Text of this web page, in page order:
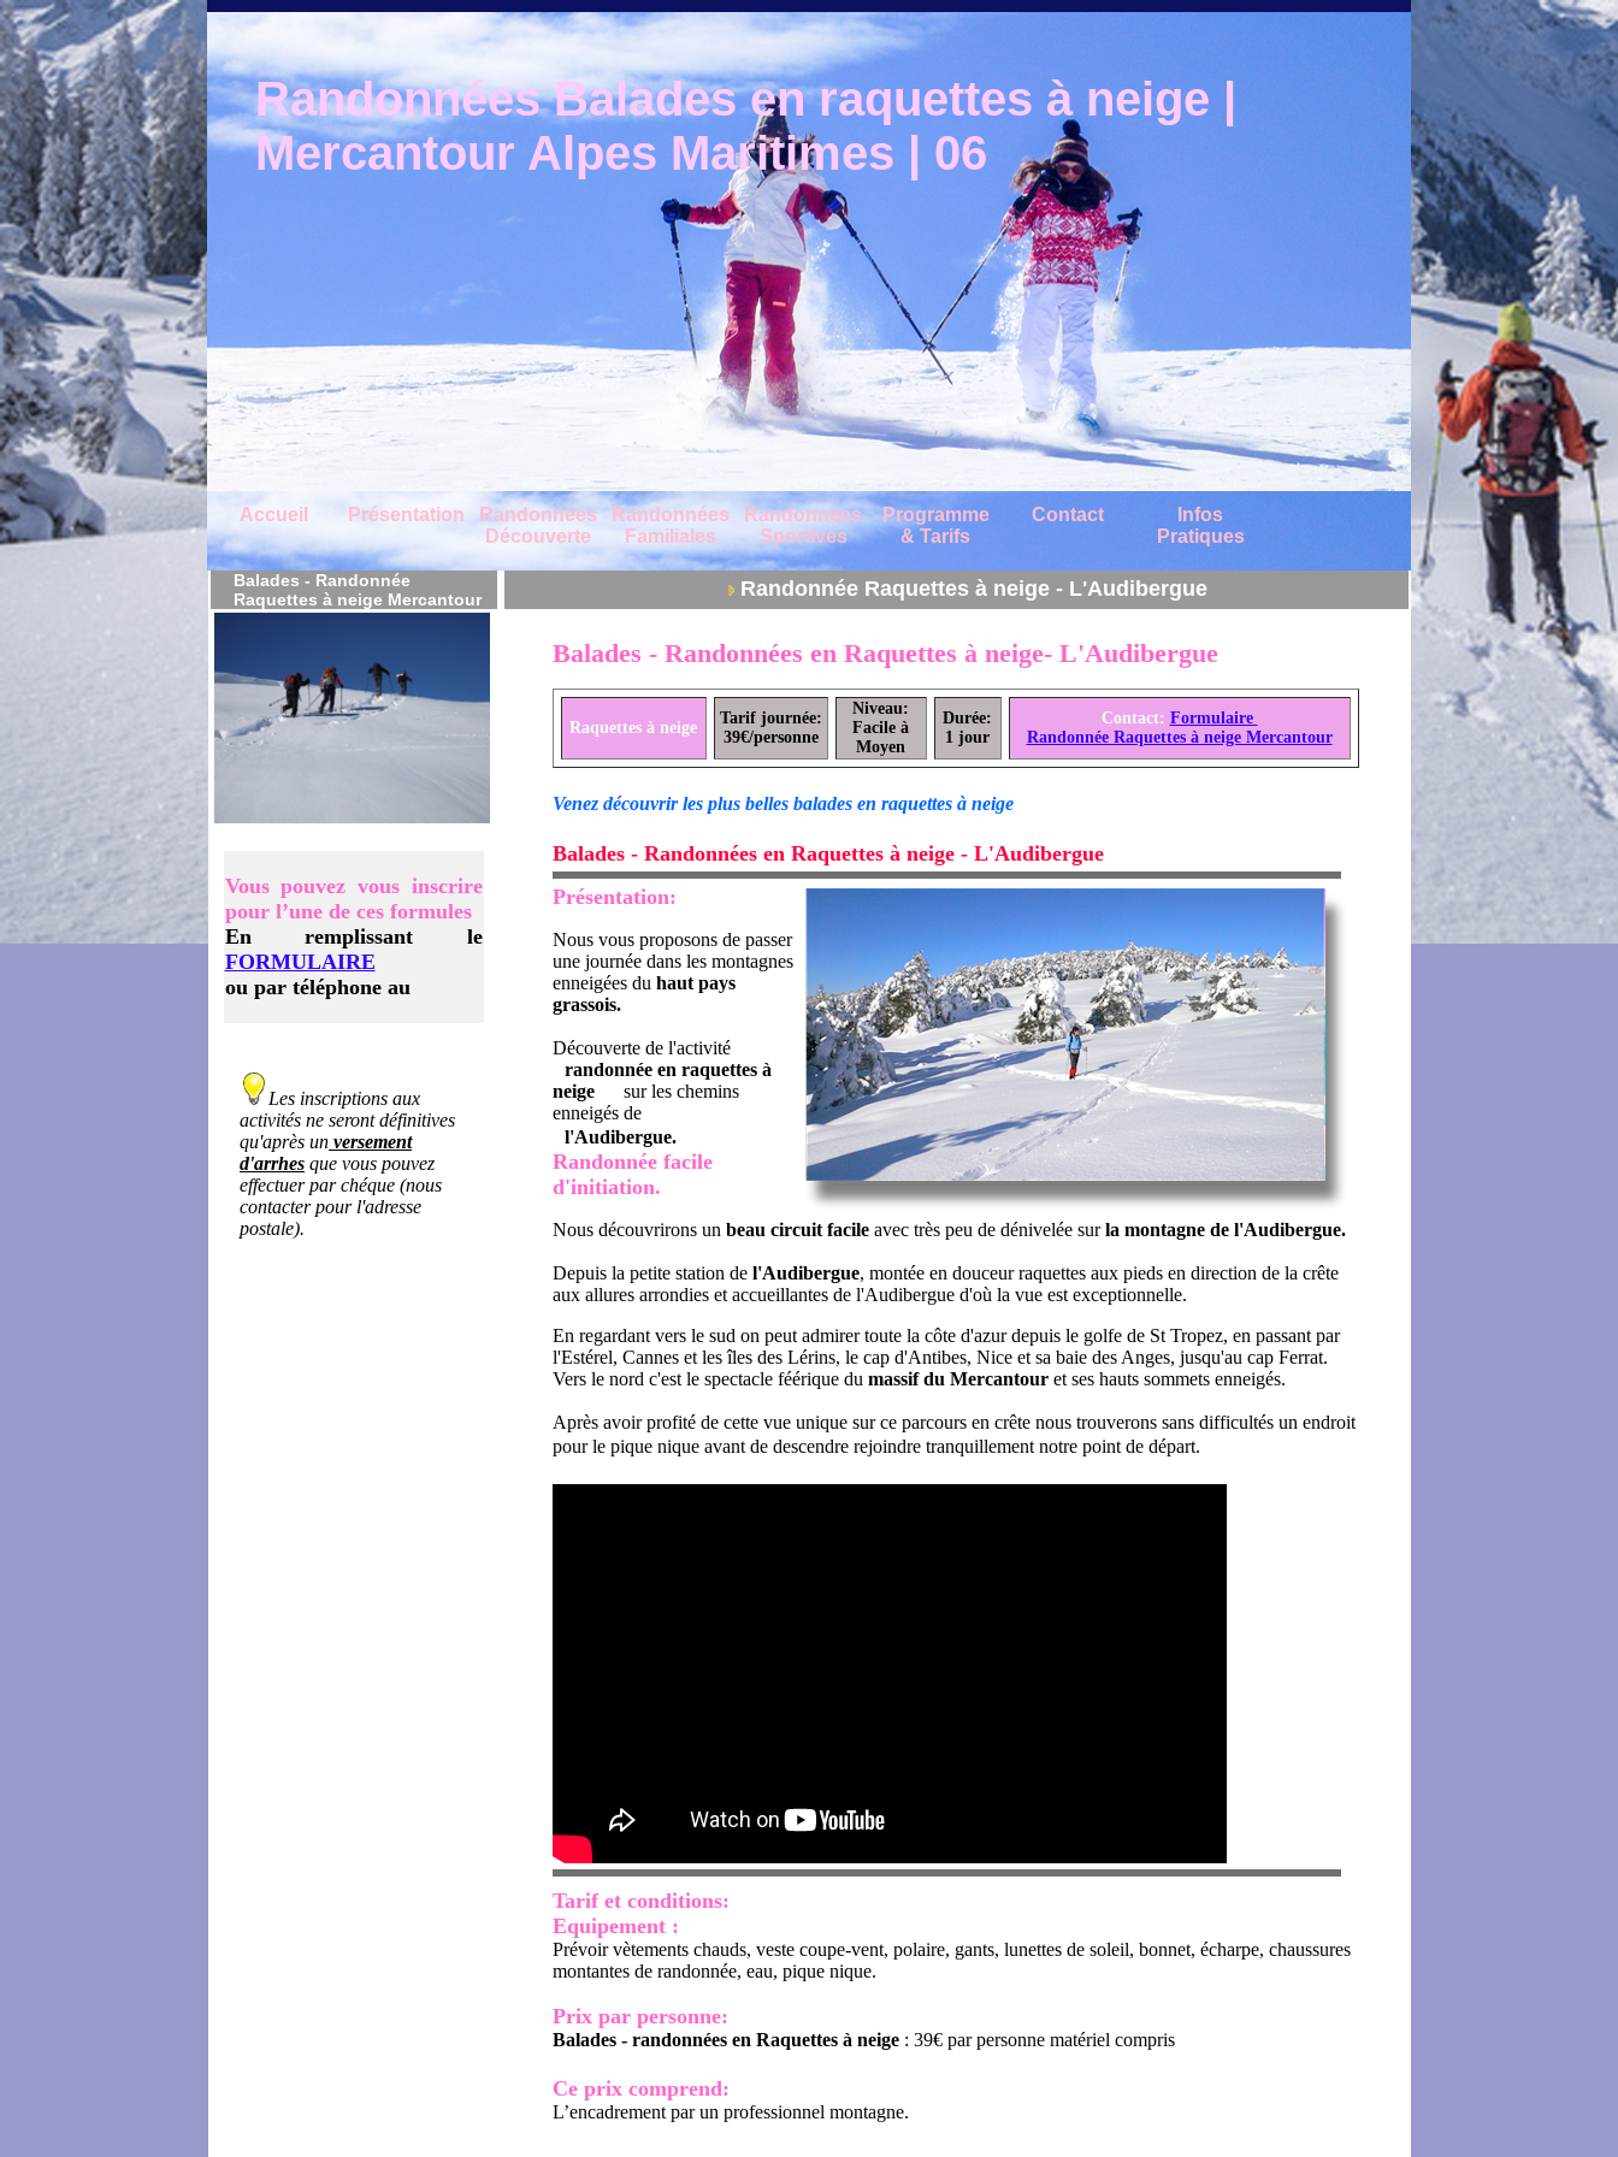
Randonnées Balades en raquettes à neige |
Mercantour Alpes Maritimes | 06
Accueil Présentation
Randonnées
Découverte
Randonnées
Familiales
Randonnées
Sportives
Programme
& Tarifs
Contact
Infos
Pratiques
Balades - Randonnée
Raquettes à neige Mercantour
Randonnée Raquettes à neige - L'Audibergue
Vous pouvez vous inscrire
pour l’une de ces formules
En remplissant le
FORMULAIRE
ou par téléphone au
Les inscriptions aux
activités ne seront définitives
qu'après un versement
d'arrhes que vous pouvez
effectuer par chéque (nous
contacter pour l'adresse
postale).
Balades - Randonnées en Raquettes à neige- L'Audibergue
Raquettes à neige
Tarif journée:
39€/personne
Niveau:
Facile à
Moyen
Durée:
1 jour
Contact: Formulaire
Randonnée Raquettes à neige Mercantour
Venez découvrir les plus belles balades en raquettes à neige
Balades - Randonnées en Raquettes à neige - L'Audibergue
Présentation:
Nous vous proposons de passer
une journée dans les montagnes
enneigées du haut pays
grassois.
Découverte de l'activité
randonnée en raquettes à
neige
sur les chemins
enneigés de
l'Audibergue.
Randonnée facile
d'initiation.
Nous découvrirons un beau circuit facile avec très peu de dénivelée surla montagne de l'Audibergue.
Depuis la petite station del'Audibergue, montée en douceur raquettes aux pieds en direction de la crête
aux allures arrondies et accueillantes de l'Audibergue d'où la vue est exceptionnelle.
En regardant vers le sud on peut admirer toute la côte d'azur depuis le golfe de St Tropez, en passant par
l'Estérel, Cannes et les îles des Lérins, le cap d'Antibes, Nice et sa baie des Anges, jusqu'au cap Ferrat.
Vers le nord c'est le spectacle féérique du massif du Mercantouret ses hauts sommets enneigés.
Après avoir profité de cette vue unique sur ce parcours en crête nous trouverons sans difficultés un endroit
pour le pique nique avant de descendre rejoindre tranquillement notre point de départ.
Tarif et conditions:
Equipement :
Prévoir vètements chauds, veste coupe-vent, polaire, gants, lunettes de soleil, bonnet, écharpe, chaussures
montantes de randonnée, eau, pique nique.
Prix par personne:
Balades - randonnées en Raquettes à neige: 39€ par personne matériel compris
Ce prix comprend:
L’encadrement par un professionnel montagne.